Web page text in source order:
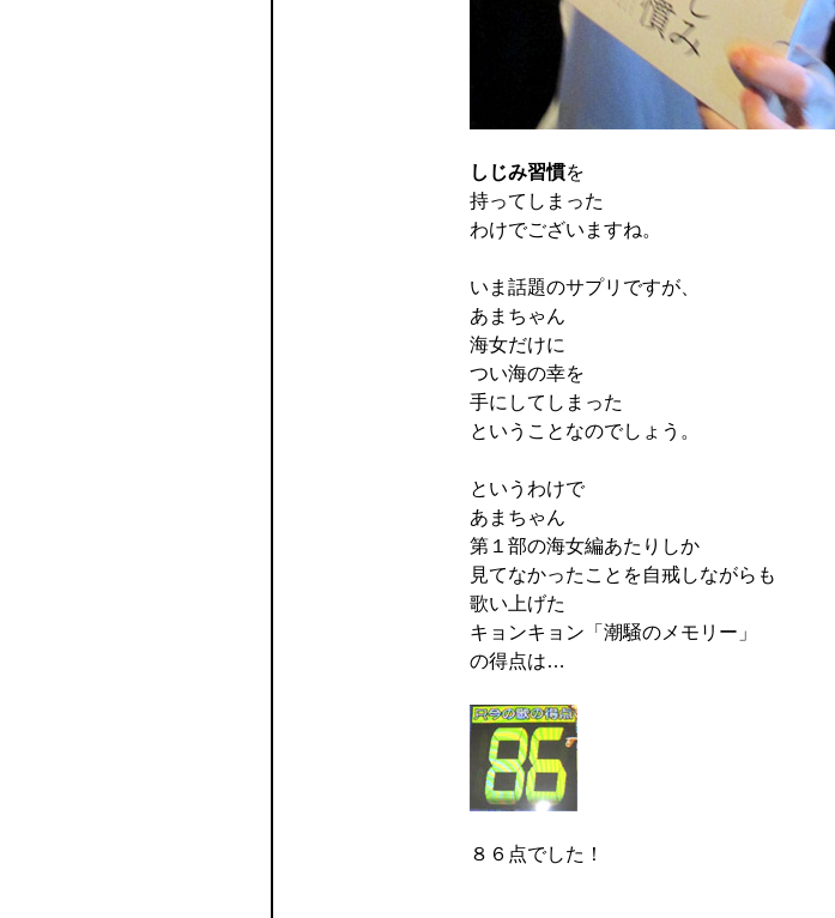
しじみ習慣を
持ってしまった
わけでございますね。
いま話題のサプリですが、
あまちゃん
海女だけに
つい海の幸を
手にしてしまった
ということなのでしょう。
というわけで
あまちゃん
第１部の海女編あたりしか
見てなかったことを自戒しながらも
歌い上げた
キョンキョン「潮騒のメモリー」
の得点は…
８６点でした！